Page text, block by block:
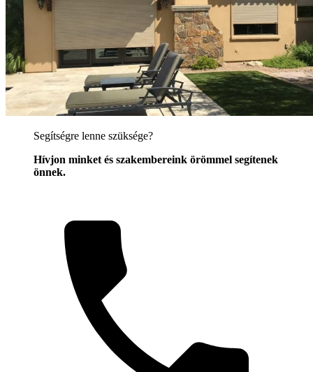
Segítségre lenne szüksége?
Hívjon minket és szakembereink örömmel segítenek
önnek.